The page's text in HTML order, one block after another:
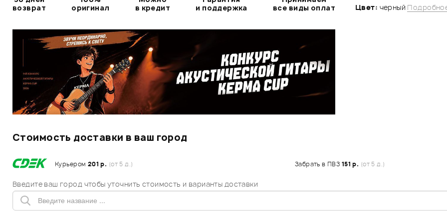
Цвет: черный
возврат
оригинал
в кредит
и поддержка
все виды оплат
Стоимость доставки в ваш город
Курьером 201 р. (от 5 д.) Забрать в ПВЗ 151 р. (от 5 д.)
Введите ваш город чтобы уточнить стоимость и варианты доставки